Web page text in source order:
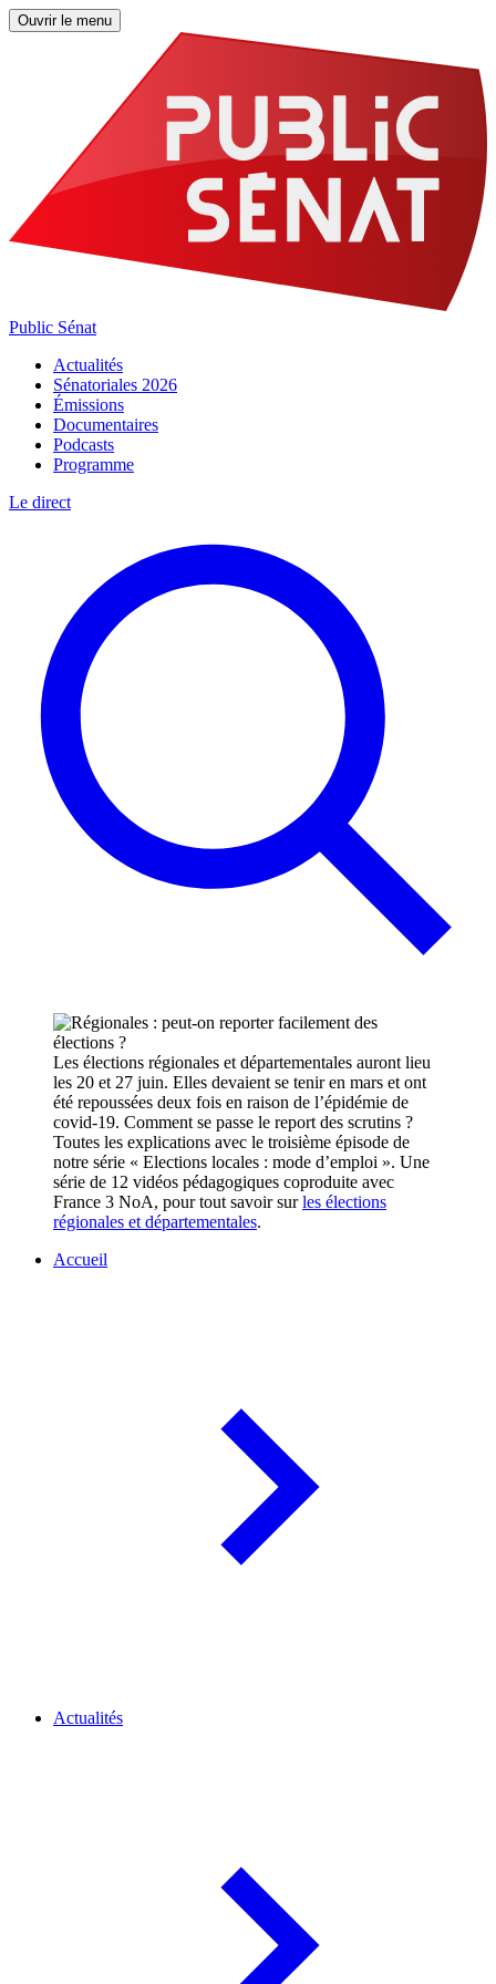
Ouvrir le menu
Public Sénat
Actualités
Sénatoriales 2026
Émissions
Documentaires
Podcasts
Programme
Le direct
Les élections régionales et départementales auront lieu
les 20 et 27 juin. Elles devaient se tenir en mars et ont
été repoussées deux fois en raison de l’épidémie de
covid-19. Comment se passe le report des scrutins ?
Toutes les explications avec le troisième épisode de
notre série « Elections locales : mode d’emploi ». Une
série de 12 vidéos pédagogiques coproduite avec
France 3 NoA, pour tout savoir surles élections
régionales et départementales.
Accueil
Actualités